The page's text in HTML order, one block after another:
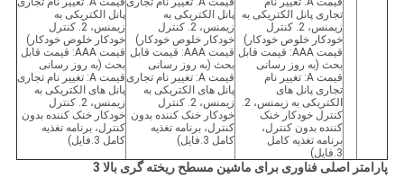
تجاری پانل الکتریکی به
زیمنس، 2. کنترل
خودکار خلوص خودکار)
قیمت AAA: قیمت قابل
بحث (به روز رسانی
قیمت A: تغییر نام
تجاری پانل های
الکتریکی به زیمنس، 2.
کنترل خودکار خنک
کننده بدون کنترل،
برنامه تغذیه کامل
3.فایل)
پانل الکتریکی به
زیمنس، 2. کنترل
خودکار خلوص خودکار)
قیمت AAA: قیمت قابل
بحث (به روز رسانی
قیمت A: تغییر نام تجاری
پانل های الکتریکی به
زیمنس، 2. کنترل
خودکار خنک کننده بدون
کنترل، برنامه تغذیه
کامل 3.فایل)
پانل الکتریکی به
زیمنس، 2. کنترل
خودکار خلوص خودکار)
قیمت AAA: قیمت قابل
بحث (به روز رسانی
قیمت A: تغییر نام تجاری
پانل های الکتریکی به
زیمنس، 2. کنترل
خودکار خنک کننده بدون
کنترل، برنامه تغذیه
کامل 3.فایل)
پارامتر اصلی فناوری برای ماشین مسطح ریخته گری بالا 3